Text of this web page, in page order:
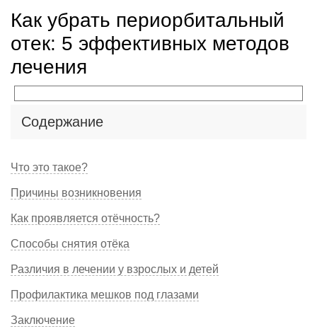
Как убрать периорбитальный
отек: 5 эффективных методов
лечения
Содержание
Что это такое?
Причины возникновения
Как проявляется отёчность?
Способы снятия отёка
Различия в лечении у взрослых и детей
Профилактика мешков под глазами
Заключение